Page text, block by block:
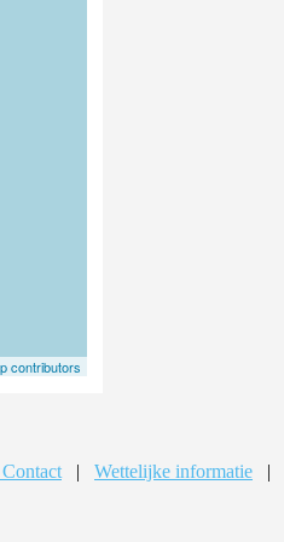
contributors
| Wettelijke informatie |